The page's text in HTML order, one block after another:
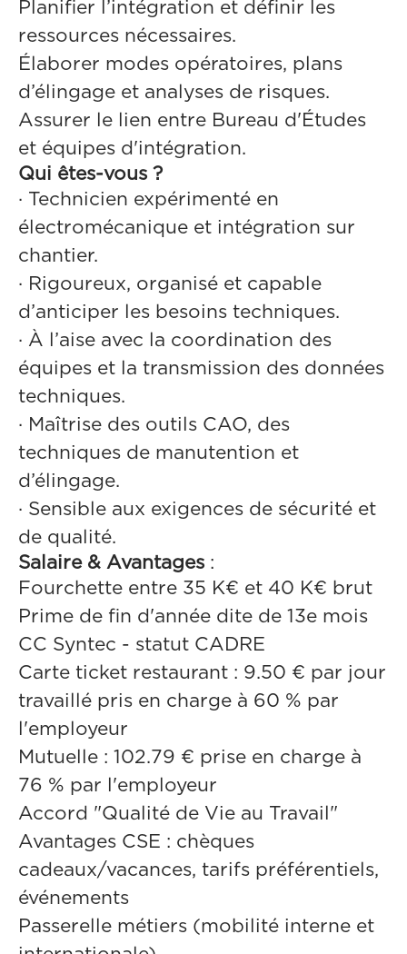
Planifier l’intégration et définir les
ressources nécessaires.
Élaborer modes opératoires, plans
d’élingage et analyses de risques.
Assurer le lien entre Bureau d'Études
et équipes d'intégration.
Qui êtes-vous ?
· Technicien expérimenté en
électromécanique et intégration sur
chantier.
· Rigoureux, organisé et capable
d’anticiper les besoins techniques.
· À l’aise avec la coordination des
équipes et la transmission des données
techniques.
· Maîtrise des outils CAO, des
techniques de manutention et
d’élingage.
· Sensible aux exigences de sécurité et
de qualité.
Salaire & Avantages :
Fourchette entre 35 K€ et 40 K€ brut
Prime de fin d'année dite de 13e mois
CC Syntec - statut CADRE
Carte ticket restaurant : 9.50 € par jour
travaillé pris en charge à 60 % par
l'employeur
Mutuelle : 102.79 € prise en charge à
76 % par l'employeur
Accord "Qualité de Vie au Travail"
Avantages CSE : chèques
cadeaux/vacances, tarifs préférentiels,
événements
Passerelle métiers (mobilité interne et